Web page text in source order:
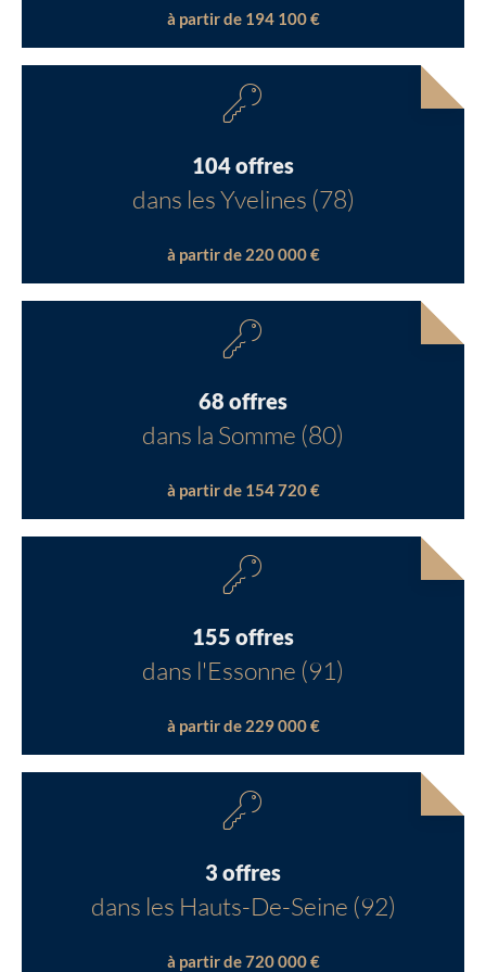
à partir de 194 100 €
104 offres
dans les Yvelines (78)
à partir de 220 000 €
68 offres
dans la Somme (80)
à partir de 154 720 €
155 offres
dans l'Essonne (91)
à partir de 229 000 €
3 offres
dans les Hauts-De-Seine (92)
à partir de 720 000 €